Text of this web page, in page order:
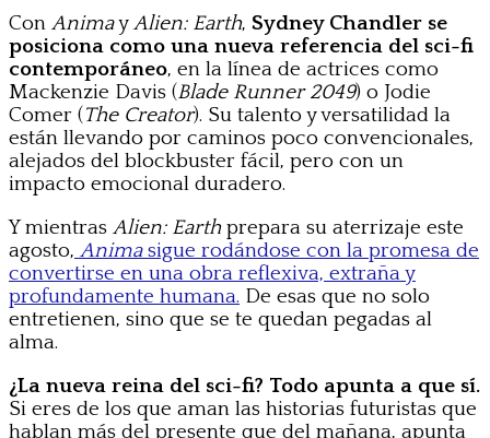
ConAnimayAlien: Earth, Sydney Chandler se
posiciona como una nueva referencia del sci-fi
contemporáneo, en la línea de actrices como
Mackenzie Davis (Blade Runner 2049) o Jodie
Comer (The Creator). Su talento y versatilidad la
están llevando por caminos poco convencionales,
alejados del blockbuster fácil, pero con un
impacto emocional duradero.
Y mientrasAlien: Earthprepara su aterrizaje este
agosto, Animasigue rodándose con la promesa de
convertirse en una obra reflexiva, extraña y
profundamente humana. De esas que no solo
entretienen, sino que se te quedan pegadas al
alma.
¿La nueva reina del sci-fi? Todo apunta a que sí.
Si eres de los que aman las historias futuristas que
hablan más del presente que del mañana, apunta